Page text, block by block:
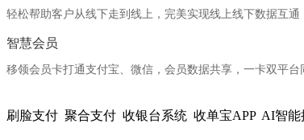
轻松帮助客户从线下走到线上，完美实现线上线下数据互通
智慧会员
移领会员卡打通支付宝、微信，会员数据共享，一卡双平
刷脸支付 聚合支付 收银台系统 收单宝APP AI智能